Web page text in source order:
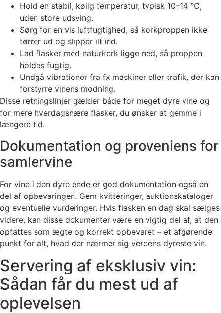
Hold en stabil, kølig temperatur, typisk 10–14 °C,
uden store udsving.
Sørg for en vis luftfugtighed, så korkproppen ikke
tørrer ud og slipper ilt ind.
Lad flasker med naturkork ligge ned, så proppen
holdes fugtig.
Undgå vibrationer fra fx maskiner eller trafik, der kan
forstyrre vinens modning.
Disse retningslinjer gælder både for meget dyre vine og
for mere hverdagsnære flasker, du ønsker at gemme i
længere tid.
Dokumentation og proveniens for
samlervine
For vine i den dyre ende er god dokumentation også en
del af opbevaringen. Gem kvitteringer, auktionskataloger
og eventuelle vurderinger. Hvis flasken en dag skal sælges
videre, kan disse dokumenter være en vigtig del af, at den
opfattes som ægte og korrekt opbevaret – et afgørende
punkt for alt, hvad der nærmer sig verdens dyreste vin.
Servering af eksklusiv vin:
Sådan får du mest ud af
oplevelsen